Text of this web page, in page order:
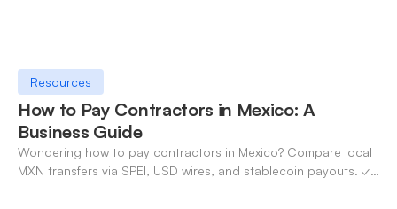
Resources
How to Pay Contractors in Mexico: A
Business Guide
Wondering how to pay contractors in Mexico? Compare local
MXN transfers via SPEI, USD wires, and stablecoin payouts. ✓